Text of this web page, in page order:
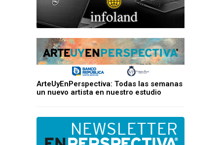
ArteUyEnPerspectiva: Todas las semanas
un nuevo artista en nuestro estudio